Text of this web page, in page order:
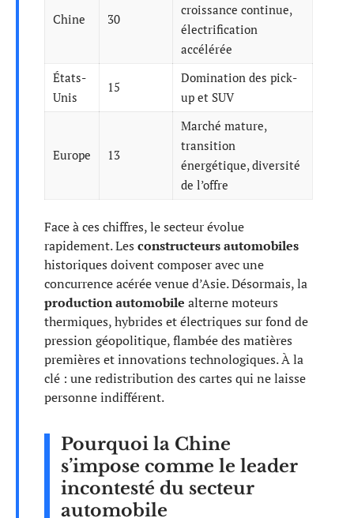
Chine 30
croissance continue,
électrification
accélérée
États-
Unis
15
Domination des pick-
up et SUV
Europe 13
Marché mature,
transition
énergétique, diversité
de l’offre
Face à ces chiffres, le secteur évolue
rapidement. Les constructeurs automobiles
historiques doivent composer avec une
concurrence acérée venue d’Asie. Désormais, la
production automobile alterne moteurs
thermiques, hybrides et électriques sur fond de
pression géopolitique, flambée des matières
premières et innovations technologiques. À la
clé : une redistribution des cartes qui ne laisse
personne indifférent.
Pourquoi la Chine
s’impose comme le leader
incontesté du secteur
automobile